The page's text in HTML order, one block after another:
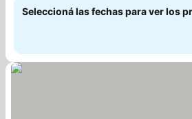
Seleccioná las fechas para ver los